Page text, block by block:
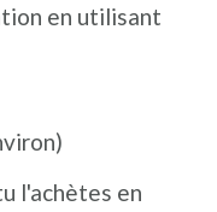
en utilisant
l'achètes en